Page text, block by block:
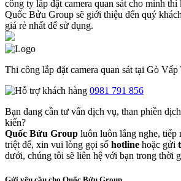
công ty lắp đặt camera quan sát cho mình
Quốc Bửu Group sẽ giới thiệu đến quý
giá rẻ nhất để sử dụng.
Thi công lắp đặt camera quan sát tại Gò
0981 791 856
Bạn đang cần tư vấn dịch vụ, than phiền
kiến?
Quốc Bửu Group luôn luôn lắng nghe, tiếp
triệt để, xin vui lòng gọi số hotline hoặc gửi
dưới, chúng tôi sẽ liên hệ với bạn trong thời